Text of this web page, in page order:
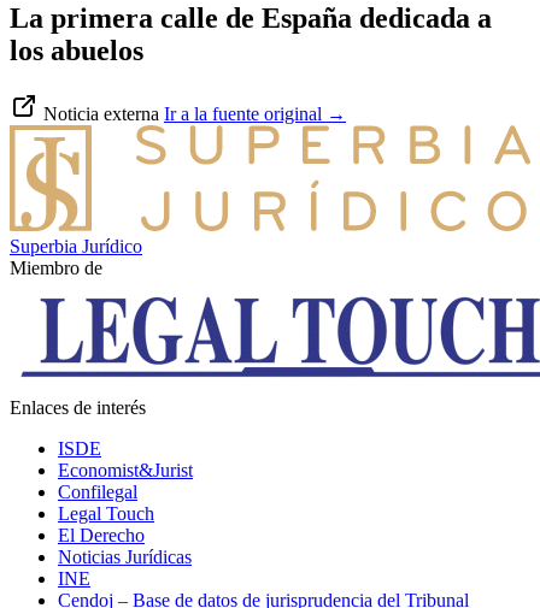
La primera calle de España dedicada a
los abuelos
Noticia externa Ir a la fuente original →
Superbia Jurídico
Miembro de
Enlaces de interés
ISDE
Economist&Jurist
Confilegal
Legal Touch
El Derecho
Noticias Jurídicas
INE
Cendoj – Base de datos de jurisprudencia del Tribunal